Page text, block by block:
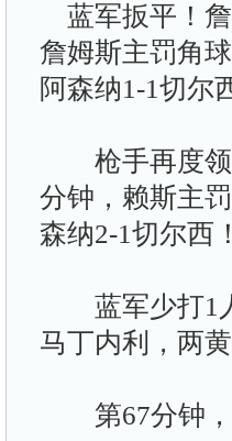
蓝军扳平！詹
詹姆斯主罚角
阿森纳1-1切尔
枪手再度领
分钟，赖斯主
森纳2-1切尔西！
蓝军少打1人
马丁内利，两
第67分钟，